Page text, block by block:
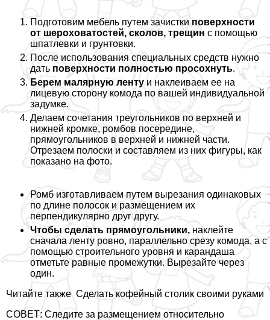
Подготовим мебель путем зачистки поверхности
от шероховатостей, сколов, трещин с помощью
шпатлевки и грунтовки.
После использования специальных средств нужно
дать поверхности полностью просохнуть.
Берем малярную ленту и наклеиваем ее на
лицевую сторону комода по вашей индивидуальной
задумке.
Делаем сочетания треугольников по верхней и
нижней кромке, ромбов посередине,
прямоугольников в верхней и нижней части.
Отрезаем полоски и составляем из них фигуры, как
показано на фото.
Ромб изготавливаем путем вырезания одинаковых
по длине полосок и размещением их
перпендикулярно друг другу.
Чтобы сделать прямоугольники, наклейте
сначала ленту ровно, параллельно срезу комода, а с
помощью строительного уровня и карандаша
отметьте равные промежутки. Вырезайте через
один.
Читайте также Сделать кофейный столик своими руками
СОВЕТ: Следите за размещением относительно